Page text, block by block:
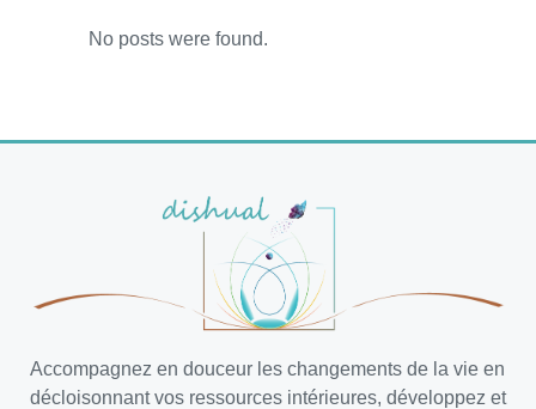
No posts were found.
Accompagnez en douceur les changements de la vie en
décloisonnant vos ressources intérieures, développez et